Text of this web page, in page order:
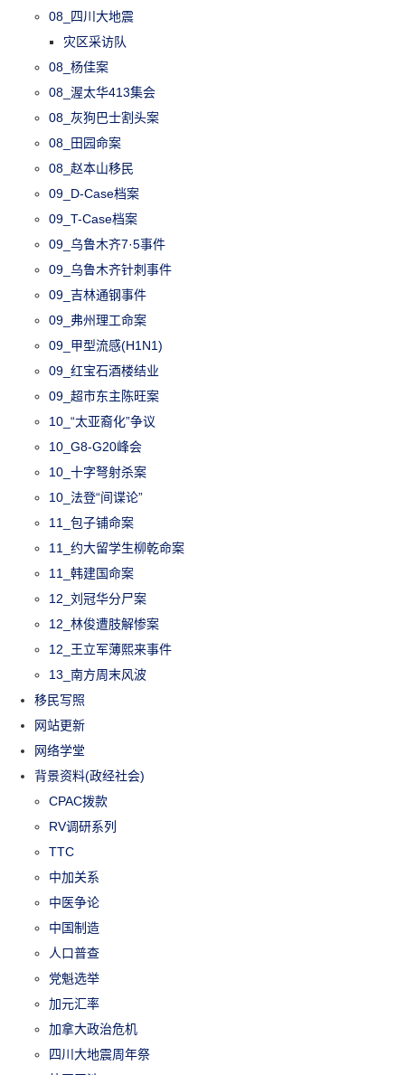
08_四川大地震
灾区采访队
08_杨佳案
08_渥太华413集会
08_灰狗巴士割头案
08_田园命案
08_赵本山移民
09_D-Case档案
09_T-Case档案
09_乌鲁木齐7·5事件
09_乌鲁木齐针刺事件
09_吉林通钢事件
09_弗州理工命案
09_甲型流感(H1N1)
09_红宝石酒楼结业
09_超市东主陈旺案
10_“太亚裔化”争议
10_G8-G20峰会
10_十字弩射杀案
10_法登“间谍论”
11_包子铺命案
11_约大留学生柳乾命案
11_韩建国命案
12_刘冠华分尸案
12_林俊遭肢解惨案
12_王立军薄熙来事件
13_南方周末风波
移民写照
网站更新
网络学堂
背景资料(政经社会)
CPAC拨款
RV调研系列
TTC
中加关系
中医争论
中国制造
人口普查
党魁选举
加元汇率
加拿大政治危机
四川大地震周年祭